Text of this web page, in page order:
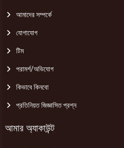
আমাদের সম্পর্কে
যোগাযোগ
টিম
পরামর্শ/অভিযোগ
কিভাবে কিনবো
প্রতিনিয়ত জিজ্ঞাসিত প্রশ্ন
আমার অ্যাকাউন্ট